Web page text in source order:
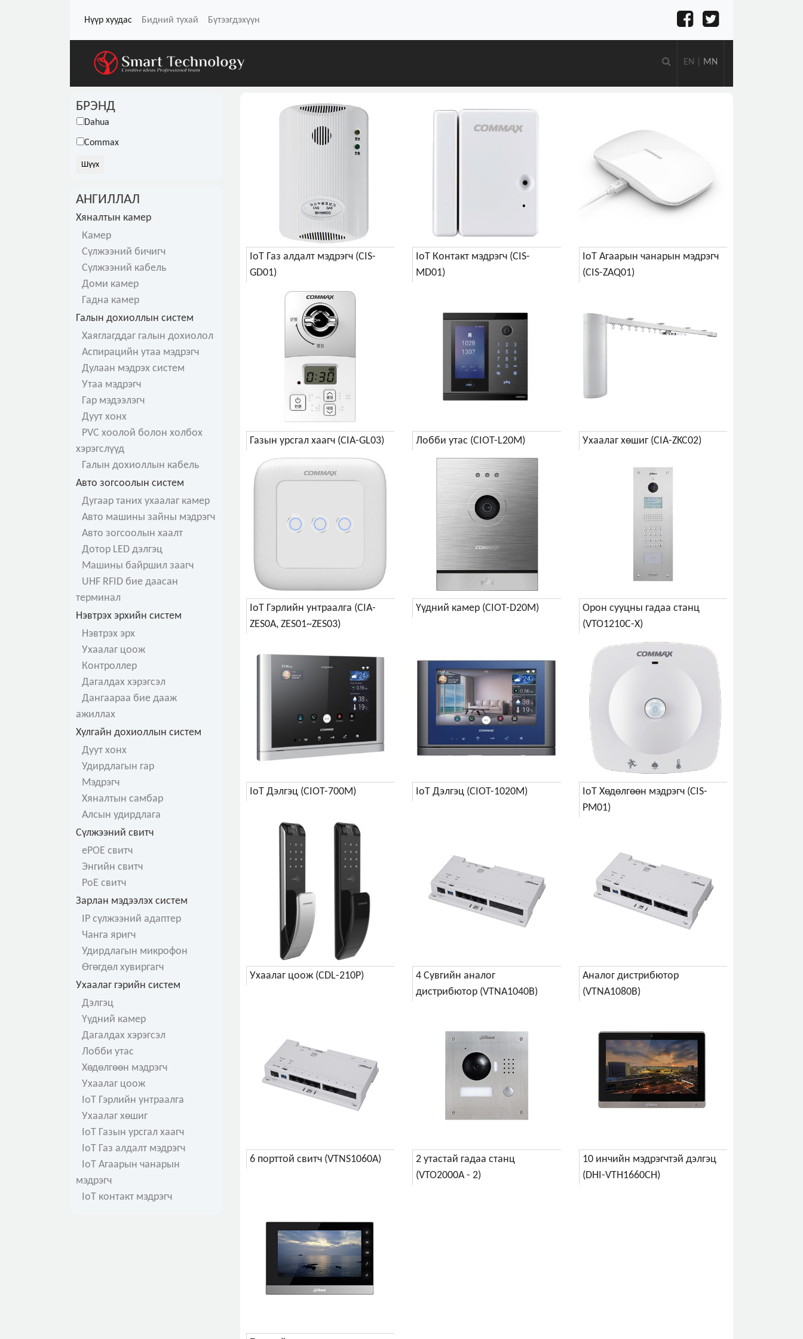
Нүүр хуудас Бидний тухай Бүтээгдэхүүн
EN MN
БРЭНД
Dahua
Commax
АНГИЛЛАЛ
Хяналтын камер
Камер
Сүлжээний бичигч
Сүлжээний кабель
Доми камер
Гадна камер
Галын дохиоллын систем
Хаяглагддаг галын дохиолол
Аспирацийн утаа мэдрэгч
Дулаан мэдрэх систем
Утаа мэдрэгч
Гар мэдээлэгч
Дуут хонх
PVC хоолой болон холбох
хэрэгслүүд
Галын дохиоллын кабель
Авто зогсоолын систем
Дугаар таних ухаалаг камер
Авто машины зайны мэдрэгч
Авто зогсоолын хаалт
Дотор LED дэлгэц
Машины байршил заагч
UHF RFID бие даасан
терминал
Нэвтрэх эрхийн систем
Нэвтрэх эрх
Ухаалаг цоож
Контроллер
Дагалдах хэрэгсэл
Дангаараа бие дааж
ажиллах
Хулгайн дохиоллын систем
Дуут хонх
Удирдлагын гар
Мэдрэгч
Хяналтын самбар
Алсын удирдлага
Сүлжээний свитч
ePOE свитч
Энгийн свитч
PoE свитч
Зарлан мэдээлэх систем
IP сүлжээний адаптер
Чанга яригч
Удирдлагын микрофон
Өгөгдөл хувиргагч
Ухаалаг гэрийн систем
Дэлгэц
Үүдний камер
Дагалдах хэрэгсэл
Лобби утас
Хөдөлгөөн мэдрэгч
Ухаалаг цоож
IoT Гэрлийн унтраалга
Ухаалаг хөшиг
IoT Газын урсгал хаагч
IoT Газ алдалт мэдрэгч
IoT Агаарын чанарын
мэдрэгч
IoT контакт мэдрэгч
IoT Газ алдалт мэдрэгч (CIS-
GD01)
IoT Контакт мэдрэгч (CIS-
MD01)
IoT Агаарын чанарын мэдрэгч
(CIS-ZAQ01)
Газын урсгал хаагч (CIA-GL03) Лобби утас (CIOT-L20M) Ухаалаг хөшиг (CIA-ZKC02)
IoT Гэрлийн унтраалга (CIA-
ZES0A, ZES01~ZES03)
Үүдний камер (CIOT-D20M)
Орон сууцны гадаа станц
(VTO1210C-X)
IoT Дэлгэц (CIOT-700M) IoT Дэлгэц (CIOT-1020M)
IoT Хөдөлгөөн мэдрэгч (CIS-
PM01)
Ухаалаг цоож (CDL-210P)
4 Сувгийн аналог
дистрибютор (VTNA1040B)
Аналог дистрибютор
(VTNA1080B)
6 порттой свитч (VTNS1060A)
2 утастай гадаа станц
(VTO2000A - 2)
10 инчийн мэдрэгчтэй дэлгэц
(DHI-VTH1660CH)